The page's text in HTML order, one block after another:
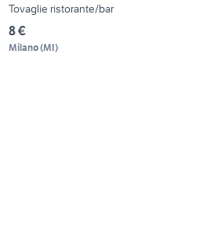
Tovaglie ristorante/bar
8 €
Milano(MI)